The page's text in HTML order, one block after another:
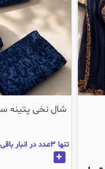
شال نخی پتینه
تنها 3عدد در انبار باقی مانده
+